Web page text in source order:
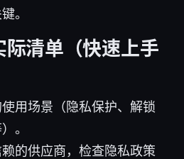
。
际清单（快速上手
用场景（隐私保护、解锁
。
的供应商，检查隐私政策